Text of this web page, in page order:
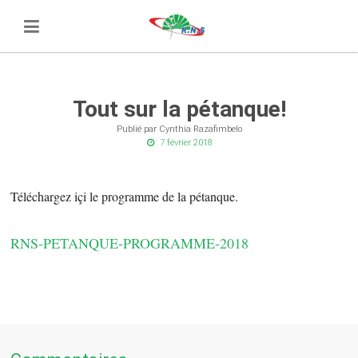
Tout sur la pétanque!
Publié par Cynthia Razafimbelo
7 février 2018
Téléchargez içi le programme de la pétanque.
RNS-PETANQUE-PROGRAMME-2018